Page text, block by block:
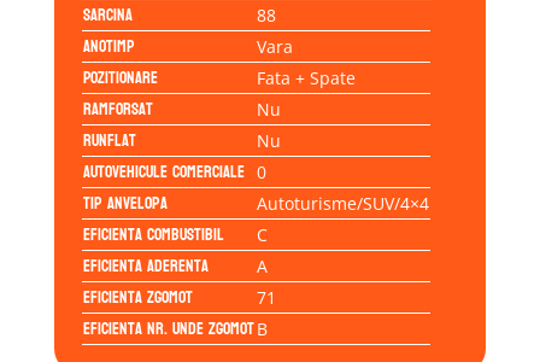
Sarcina 88
Anotimp Vara
Pozitionare Fata + Spate
Ramforsat Nu
Runflat Nu
Autovehicule comerciale 0
Tip anvelopa Autoturisme/SUV/4×4
Eficienta Combustibil C
Eficienta Aderenta A
Eficienta Zgomot 71
Eficienta Nr. Unde ZgomotB